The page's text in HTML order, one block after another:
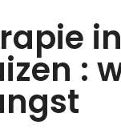
in
: